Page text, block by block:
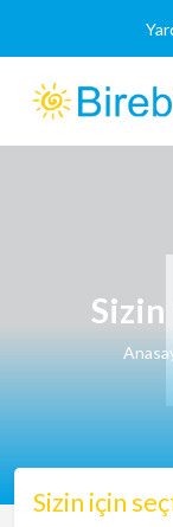
Sizin için